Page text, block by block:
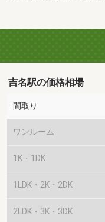
吉名駅の価格相場
間取り
ワンルーム
1K・1DK
1LDK・2K・2DK
2LDK・3K・3DK